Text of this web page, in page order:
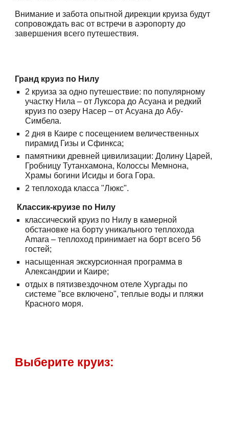
Внимание и забота опытной дирекции круиза будут
сопровождать вас от встречи в аэропорту до
завершения всего путешествия.
Гранд круиз по Нилу
2 круиза за одно путешествие: по популярному
участку Нила – от Луксора до Асуана и редкий
круиз по озеру Насер – от Асуана до Абу-
Симбела.
2 дня в Каире с посещением величественных
пирамид Гизы и Сфинкса;
памятники древней цивилизации: Долину Царей,
Гробницу Тутанхамона, Колоссы Мемнона,
Храмы богини Исиды и бога Гора.
2 теплохода класса "Люкс".
Классик-круизе по Нилу
классический круиз по Нилу в камерной
обстановке на борту уникального теплохода
Amara – теплоход принимает на борт всего 56
гостей;
насыщенная экскурсионная программа в
Александрии и Каире;
отдых в пятизвездочном отеле Хургады по
системе "все включено", теплые воды и пляжи
Красного моря.
Выберите круиз: